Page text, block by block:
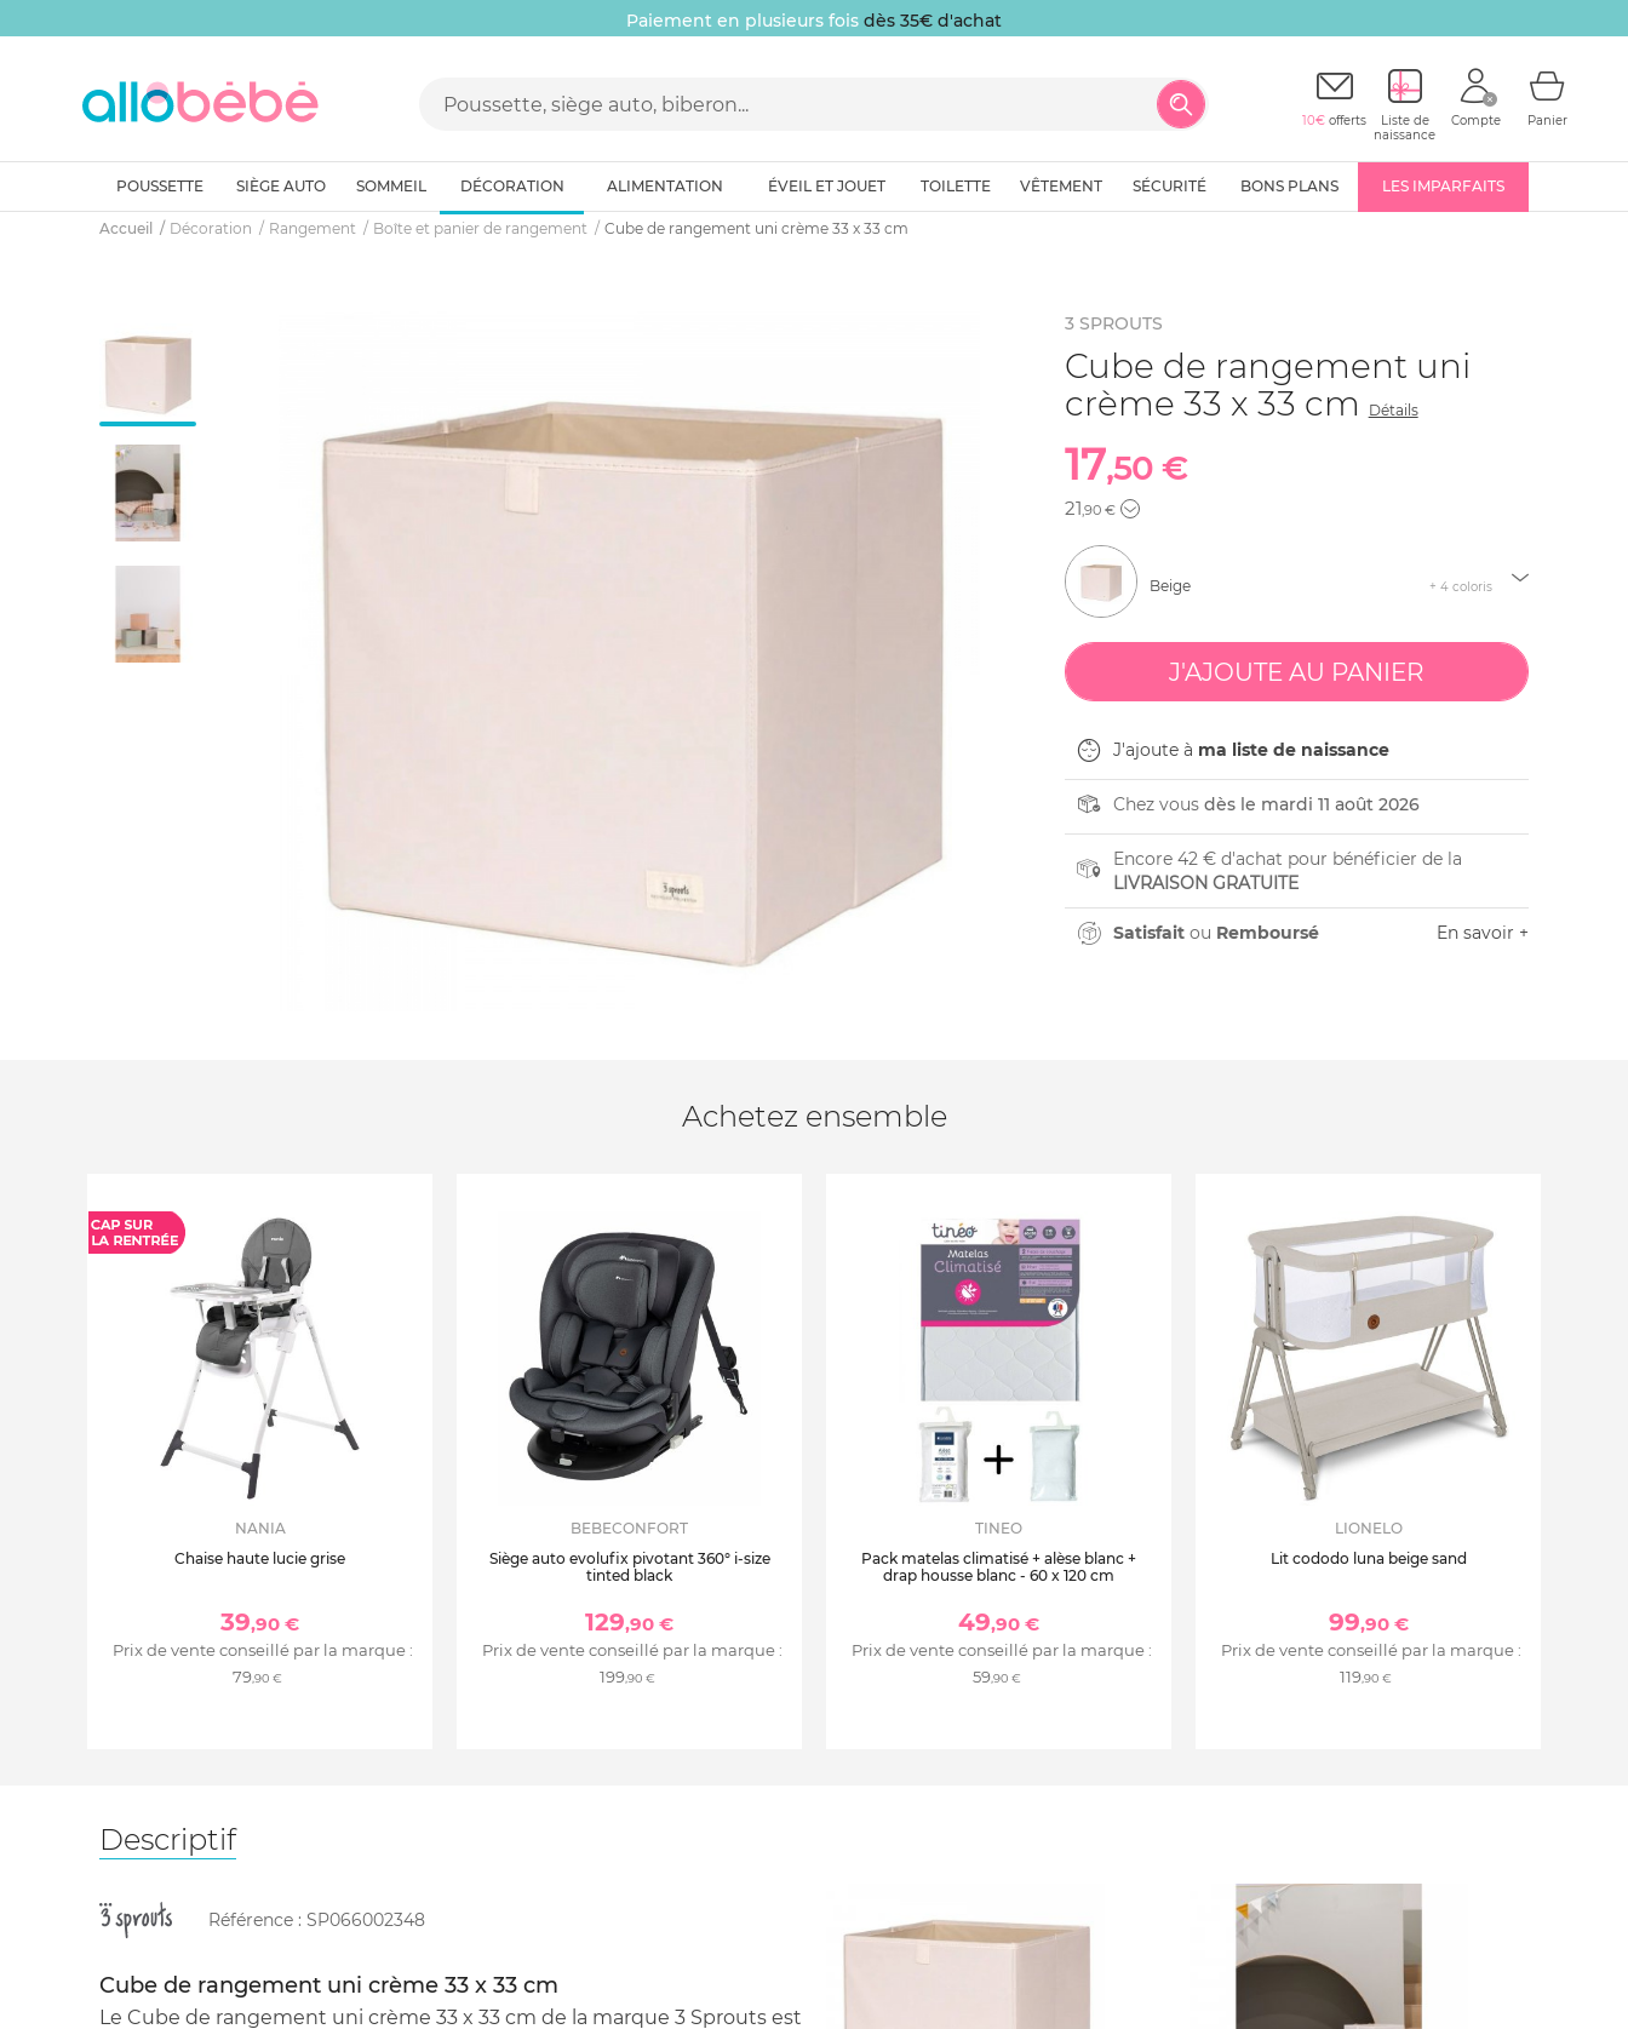
Paiement en plusieurs fois dès 35€ d'achat
10€ offerts
Liste de
naissance
Compte Panier
POUSSETTE SIÈGE AUTO SOMMEIL DÉCORATION ALIMENTATION ÉVEIL ET JOUET TOILETTE VÊTEMENT SÉCURITÉ BONS PLANS LES IMPARFAITS
Accueil Décoration Rangement Boîte et panier de rangement Cube de rangement uni crème 33 x 33 cm
3 SPROUTS
Cube de rangement uni
crème 33 x 33 cm
Détails
17,50 €
21,90 €
Beige + 4 coloris
J'ajoute à ma liste de naissance
Chez vous dès le mardi 11 août 2026
Encore 42 € d'achat pour bénéficier de la
LIVRAISON GRATUITE
Satisfaitou Remboursé En savoir +
Achetez ensemble
NANIA
Chaise haute lucie grise
39,90 €
Prix de vente conseillé par la marque :
79,90 €
BEBECONFORT
Siège auto evolufix pivotant 360° i-size
tinted black
129,90 €
Prix de vente conseillé par la marque :
199,90 €
TINEO
Pack matelas climatisé + alèse blanc +
drap housse blanc - 60 x 120 cm
49,90 €
Prix de vente conseillé par la marque :
59,90 €
LIONELO
Lit cododo luna beige sand
99,90 €
Prix de vente conseillé par la marque :
119,90 €
Descriptif
Référence : SP066002348
Cube de rangement uni crème 33 x 33 cm
Le Cube de rangement uni crème 33 x 33 cm de la marque 3 Sprouts est